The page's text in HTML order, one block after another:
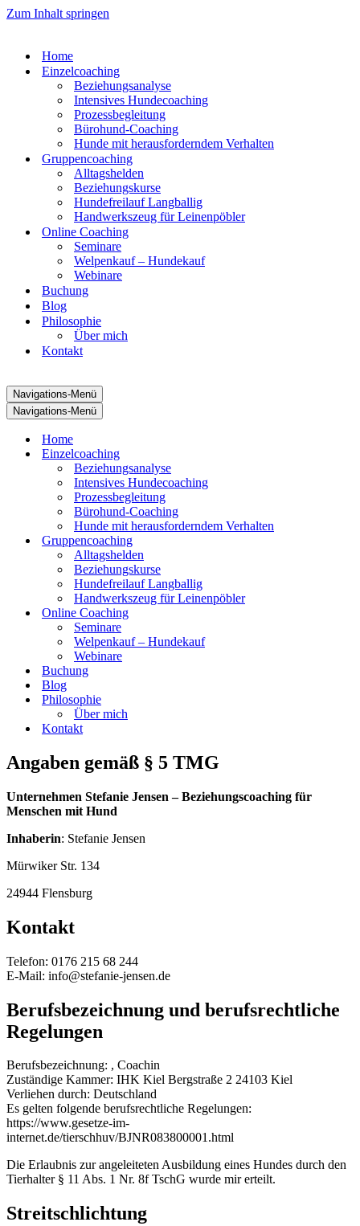
Zum Inhalt springen
Home
Einzelcoaching
Beziehungsanalyse
Intensives Hundecoaching
Prozessbegleitung
Bürohund-Coaching
Hunde mit herausforderndem Verhalten
Gruppencoaching
Alltagshelden
Beziehungskurse
Hundefreilauf Langballig
Handwerkszeug für Leinenpöbler
Online Coaching
Seminare
Welpenkauf – Hundekauf
Webinare
Buchung
Blog
Philosophie
Über mich
Kontakt
Navigations-Menü
Navigations-Menü
Home
Einzelcoaching
Beziehungsanalyse
Intensives Hundecoaching
Prozessbegleitung
Bürohund-Coaching
Hunde mit herausforderndem Verhalten
Gruppencoaching
Alltagshelden
Beziehungskurse
Hundefreilauf Langballig
Handwerkszeug für Leinenpöbler
Online Coaching
Seminare
Welpenkauf – Hundekauf
Webinare
Buchung
Blog
Philosophie
Über mich
Kontakt
Angaben gemäß § 5 TMG
Unternehmen Stefanie Jensen – Beziehungscoaching für
Menschen mit Hund
Inhaberin: Stefanie Jensen
Mürwiker Str. 134
24944 Flensburg
Kontakt
Telefon: 0176 215 68 244
E-Mail: info@stefanie-jensen.de
Berufsbezeichnung und berufsrechtliche
Regelungen
Berufsbezeichnung: , Coachin
Zuständige Kammer: IHK Kiel Bergstraße 2 24103 Kiel
Verliehen durch: Deutschland
Es gelten folgende berufsrechtliche Regelungen:
https://www.gesetze-im-
internet.de/tierschhuv/BJNR083800001.html
Die Erlaubnis zur angeleiteten Ausbildung eines Hundes durch den
Tierhalter § 11 Abs. 1 Nr. 8f TschG wurde mir erteilt.
Streitschlichtung